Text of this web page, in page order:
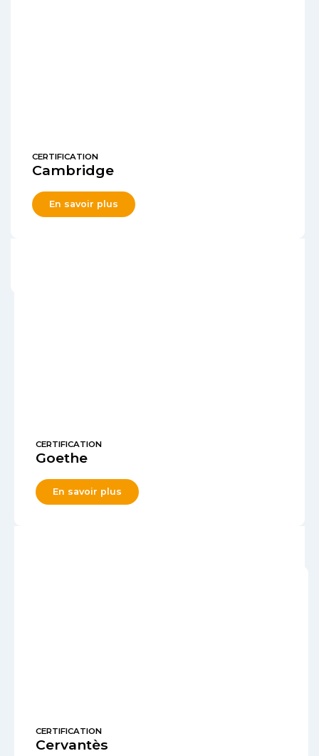
CERTIFICATION
Cambridge
En savoir plus
CERTIFICATION
Goethe
En savoir plus
CERTIFICATION
Cervantès